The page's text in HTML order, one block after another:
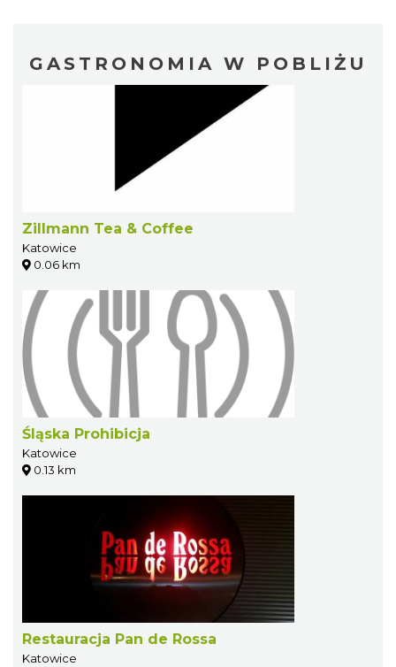
GASTRONOMIA W POBLIŻU
Zillmann Tea & Coffee
Katowice
0.06 km
Śląska Prohibicja
Katowice
0.13 km
Restauracja Pan de Rossa
Katowice